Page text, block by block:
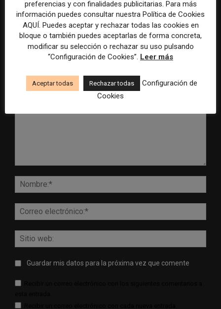
control para el uso de la
inteligencia artificial
cobertura periodística del
Mundial 2026
Guardar mis datos para la próxima vez que comente
preferencias y con finalidades publicitarias. Para más
información puedes consultar nuestra Política de Cookies
AQUÍ. Puedes aceptar y rechazar todas las cookies en
bloque o también puedes aceptarlas de forma concreta,
modificar su selección o rechazar su uso pulsando
“Configuración de Cookies”. Leer más
Aceptar todas Rechazar todas
Configuración de
Cookies